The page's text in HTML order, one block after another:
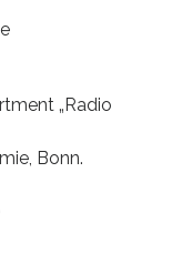
„Radio
Bonn.